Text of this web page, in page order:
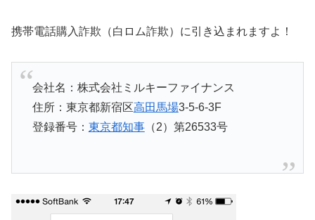
携帯電話購入詐欺（白ロム詐欺）に引き込まれますよ！
会社名：株式会社ミルキーファイナンス
住所：東京都新宿区高田馬場3-5-6-3F
登録番号： 東京都知事（2）第26533号